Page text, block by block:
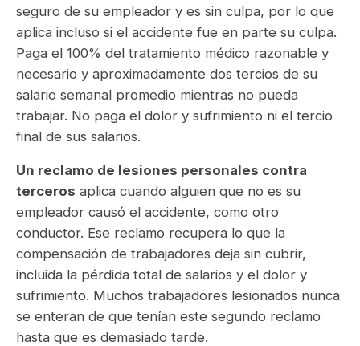
seguro de su empleador y es sin culpa, por lo que
aplica incluso si el accidente fue en parte su culpa.
Paga el 100% del tratamiento médico razonable y
necesario y aproximadamente dos tercios de su
salario semanal promedio mientras no pueda
trabajar. No paga el dolor y sufrimiento ni el tercio
final de sus salarios.
Un reclamo de lesiones personales contra
terceros aplica cuando alguien que no es su
empleador causó el accidente, como otro
conductor. Ese reclamo recupera lo que la
compensación de trabajadores deja sin cubrir,
incluida la pérdida total de salarios y el dolor y
sufrimiento. Muchos trabajadores lesionados nunca
se enteran de que tenían este segundo reclamo
hasta que es demasiado tarde.